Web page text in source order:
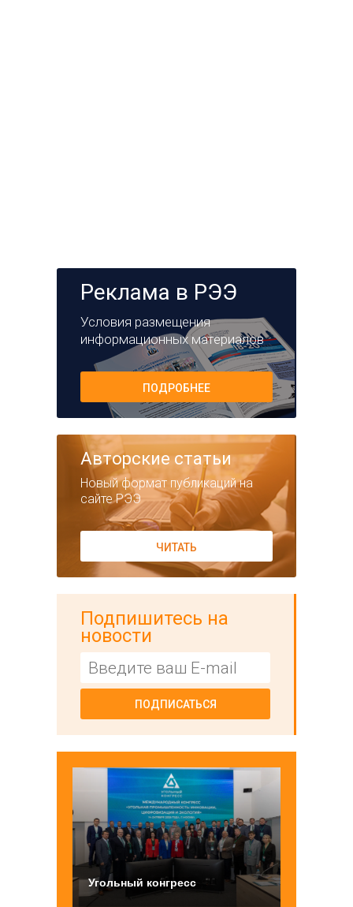
Реклама в РЭЭ
Условия размещения
информационных материалов
ПОДРОБНЕЕ
Авторские статьи
Новый формат публикаций на
сайте РЭЭ
ЧИТАТЬ
Подпишитесь на
новости
ПОДПИСАТЬСЯ
Угольный конгресс